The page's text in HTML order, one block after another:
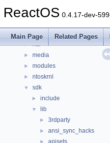
ReactOS 0.4.17-dev-
Main Page Related Pages
► boot
►
► hal
► media
► modules
► ntoskrnl
▼ sdk
► include
▼ lib
► 3rdparty
► ansi_sync_hacks
apisets